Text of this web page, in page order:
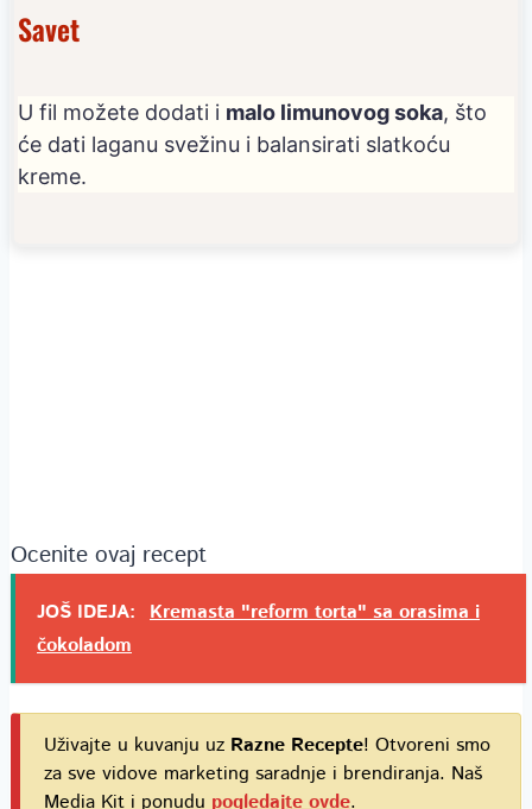
Savet
U fil možete dodati i malo limunovog soka, što
će dati laganu svežinu i balansirati slatkoću
kreme.
Ocenite ovaj recept
JOŠ IDEJA: Kremasta "reform torta" sa orasima i
čokoladom
Uživajte u kuvanju uz Razne Recepte! Otvoreni smo
za sve vidove marketing saradnje i brendiranja. Naš
Media Kit i ponudu pogledajte ovde.